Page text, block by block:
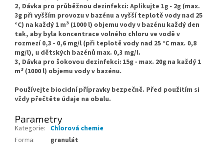
2, Dávka pro průběžnou dezinfekci: Aplikujte 1g - 2g (max.
3g při vyšším provozu v bazénu a vyšší teplotě vody nad 25
°C) na každý 1 m3 (1000 l) objemu vody v bazénu každý den
tak, aby byla koncentrace volného chloru ve vodě v
rozmezí 0,3 - 0,6 mg/l (při teplotě vody nad 25 °C max. 0,8
mg/l), u dětských bazénů max. 0,3 mg/l.
3, Dávka pro šokovou dezinfekci: 15g - max. 20g na každý 1
m3 (1000 l) objemu vody v bazénu.
Používejte biocidní přípravky bezpečně. Před použitím si
vždy přečtěte údaje na obalu.
Parametry
Kategorie: Chlorová chemie
Forma:
granulát